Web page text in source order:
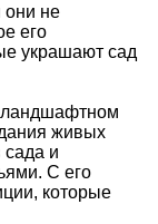
они не
его
украшают сад
ландшафтном
живых
сада и
С его
которые